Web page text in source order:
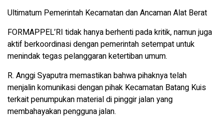
Ultimatum Pemerintah Kecamatan dan Ancaman Alat Berat
FORMAPPEL’RI tidak hanya berhenti pada kritik, namun juga
aktif berkoordinasi dengan pemerintah setempat untuk
menindak tegas pelanggaran ketertiban umum.
R. Anggi Syaputra memastikan bahwa pihaknya telah
menjalin komunikasi dengan pihak Kecamatan Batang Kuis
terkait penumpukan material di pinggir jalan yang
membahayakan pengguna jalan.